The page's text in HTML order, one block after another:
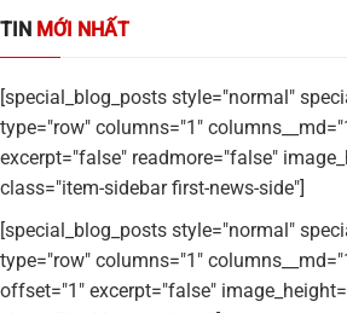
TIN MỚI NHẤT
[special_blog_posts style="normal"
type="row" columns="1"
excerpt="false" readmore="false"
class="item-sidebar first-news-side"]
[special_blog_posts style="normal"
type="row" columns="1"
offset="1" excerpt="false"